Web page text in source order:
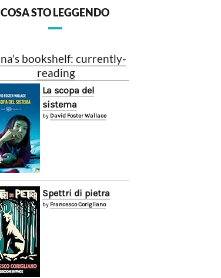
COSA STO LEGGENDO
bookshelf: currently-
reading
La scopa del
sistema
by David Foster Wallace
Spettri di pietra
by Francesco Corigliano